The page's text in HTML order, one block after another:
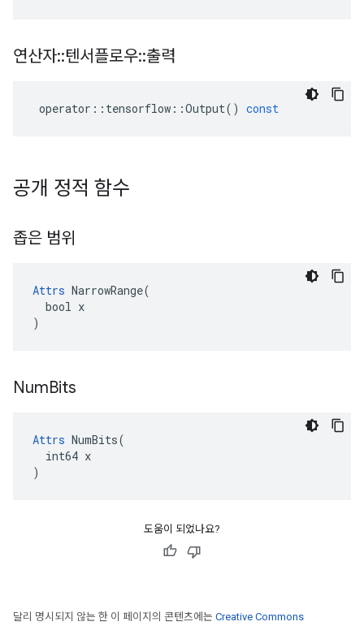
연산자::텐서플로우::출력
operator :: tensorflow ::Output() const
공개 정적 함수
좁은 범위
Attrs NarrowRange(
  bool x
)
NumBits
Attrs NumBits(
  int64 x
)
도움이 되었나요?
달리 명시되지 않는 한 이 페이지의 콘텐츠에는 Creative Commons